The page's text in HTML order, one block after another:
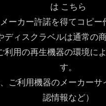
は こちら
ーカー許諾を得てコピー
ディスクラベルは通常の
利用の再生機器の環境に
す。
ご利用機器のメーカー
認情報など）